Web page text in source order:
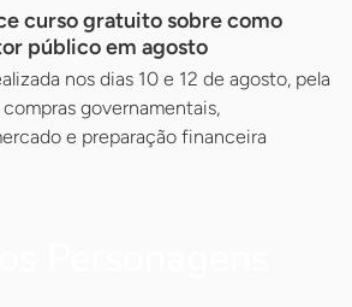
curso gratuito sobre como
público em agosto
nos dias 10 e 12 de agosto, pela
governamentais,
e preparação financeira